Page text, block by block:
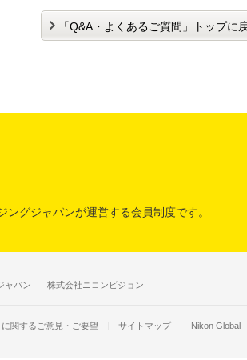
「Q&A・よくあるご質問」トップに
グジャパンが運営する会員制度です。
ャパン 株式会社ニコンビジョン
関するご意見・ご要望 サイトマップ Nikon Global